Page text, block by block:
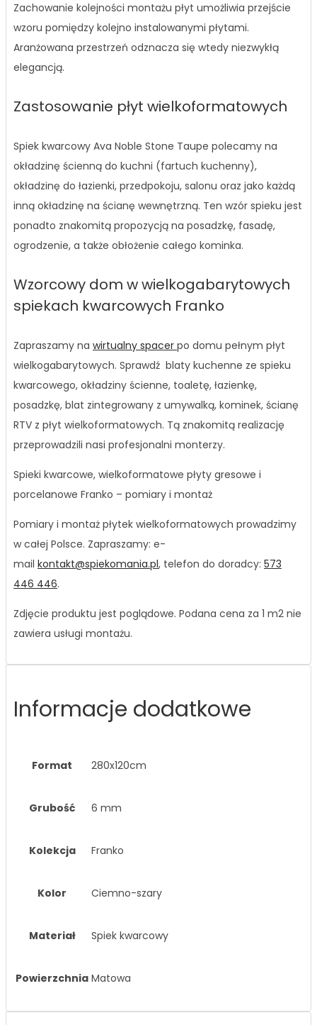
Zachowanie kolejności montażu płyt umożliwia przejście
wzoru pomiędzy kolejno instalowanymi płytami.
Aranżowana przestrzeń odznacza się wtedy niezwykłą
elegancją.
Zastosowanie płyt wielkoformatowych
Spiek kwarcowy Ava Noble Stone Taupe polecamy na
okładzinę ścienną do kuchni (fartuch kuchenny),
okładzinę do łazienki, przedpokoju, salonu oraz jako każdą
inną okładzinę na ścianę wewnętrzną. Ten wzór spieku jest
ponadto znakomitą propozycją na posadzkę, fasadę,
ogrodzenie, a także obłożenie całego kominka.
Wzorcowy dom w wielkogabarytowych
spiekach kwarcowych Franko
Zapraszamy na wirtualny spacer po domu pełnym płyt
wielkogabarytowych. Sprawdź blaty kuchenne ze spieku
kwarcowego, okładziny ścienne, toaletę, łazienkę,
posadzkę, blat zintegrowany z umywalką, kominek, ścianę
RTV z płyt wielkoformatowych. Tą znakomitą realizację
przeprowadzili nasi profesjonalni monterzy.
Spieki kwarcowe, wielkoformatowe płyty gresowe i
porcelanowe Franko – pomiary i montaż
Pomiary i montaż płytek wielkoformatowych prowadzimy
w całej Polsce. Zapraszamy: e-
mail kontakt@spiekomania.pl, telefon do doradcy: 573
446 446.
Zdjęcie produktu jest poglądowe. Podana cena za 1 m2 nie
zawiera usługi montażu.
Informacje dodatkowe
Format 280x120cm
Grubość 6 mm
Kolekcja Franko
Kolor Ciemno-szary
Materiał Spiek kwarcowy
Powierzchnia Matowa